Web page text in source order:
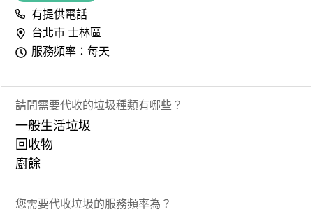
有提供電話
台北市 士林區
服務頻率：每天
請問需要代收的垃圾種類有哪些？
一般生活垃圾
回收物
廚餘
您需要代收垃圾的服務頻率為？